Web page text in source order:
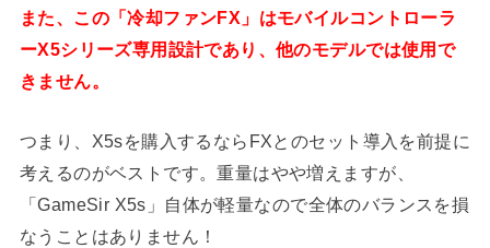
また、この「冷却ファンFX」はモバイルコントローラ
ーX5シリーズ専用設計であり、他のモデルでは使用で
きません。
つまり、X5sを購入するならFXとのセット導入を前提に
考えるのがベストです。重量はやや増えますが、
「GameSir X5s」自体が軽量なので全体のバランスを損
なうことはありません！